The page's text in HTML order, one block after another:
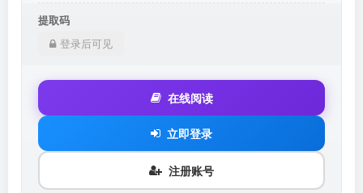
提取码
登录后可见
在线阅读
立即登录
注册账号